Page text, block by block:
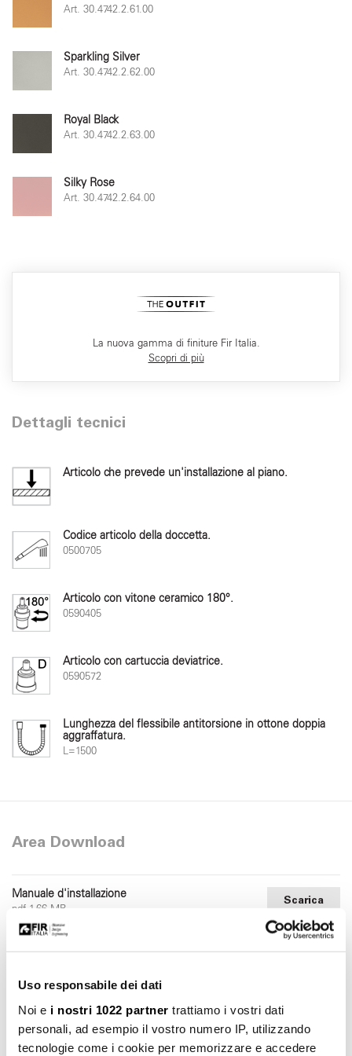
Uso responsabile dei dati
Noi e i nostri 1022 partner trattiamo i vostri dati
personali, ad esempio il vostro numero IP, utilizzando
tecnologie come i cookie per memorizzare e accedere
Art. 30.4742.2.61.00
Sparkling Silver
Art. 30.4742.2.62.00
Royal Black
Art. 30.4742.2.63.00
Silky Rose
Art. 30.4742.2.64.00
La nuova gamma di finiture Fir Italia.
Scopri di più
Dettagli tecnici
Articolo che prevede un'installazione al piano.
Codice articolo della doccetta.
0500705
Articolo con vitone ceramico 180°.
0590405
Articolo con cartuccia deviatrice.
0590572
Lunghezza del flessibile antitorsione in ottone doppia
aggraffatura.
L=1500
Area Download
Manuale d'installazione
pdf 1.66 MB
Scarica
Scarica
dwg 1.06 MB
File 3d 3ds